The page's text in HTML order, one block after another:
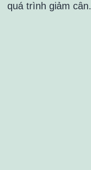
quá trình giảm cȃn.